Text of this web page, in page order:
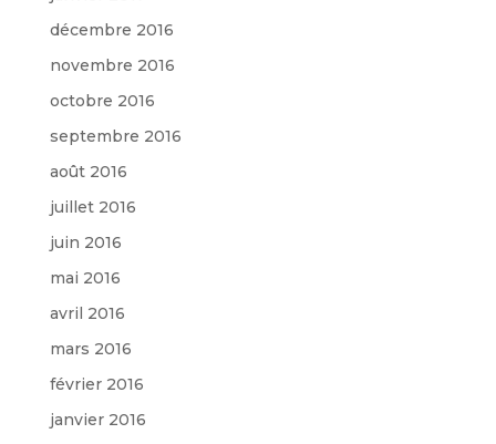
décembre 2016
novembre 2016
octobre 2016
septembre 2016
août 2016
juillet 2016
juin 2016
mai 2016
avril 2016
mars 2016
février 2016
janvier 2016